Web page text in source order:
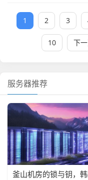
1 2 3
10 下
服务器推荐